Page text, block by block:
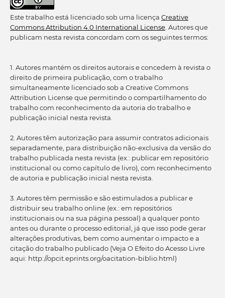
Este trabalho está licenciado sob uma licença Creative
Commons Attribution 4.0 International License. Autores que
publicam nesta revista concordam com os seguintes termos:
1. Autores mantém os direitos autorais e concedem à revista o
direito de primeira publicação, com o trabalho
simultaneamente licenciado sob a Creative Commons
Attribution License que permitindo o compartilhamento do
trabalho com reconhecimento da autoria do trabalho e
publicação inicial nesta revista.
2. Autores têm autorização para assumir contratos adicionais
separadamente, para distribuição não-exclusiva da versão do
trabalho publicada nesta revista (ex.: publicar em repositório
institucional ou como capítulo de livro), com reconhecimento
de autoria e publicação inicial nesta revista.
3. Autores têm permissão e são estimulados a publicar e
distribuir seu trabalho online (ex.: em repositórios
institucionais ou na sua página pessoal) a qualquer ponto
antes ou durante o processo editorial, já que isso pode gerar
alterações produtivas, bem como aumentar o impacto e a
citação do trabalho publicado (Veja O Efeito do Acesso Livre
aqui: http://opcit.eprints.org/oacitation-biblio.html)